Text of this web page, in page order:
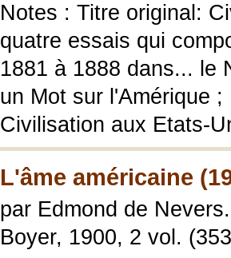
Notes : Titre original:
quatre essais qui
1881 à 1888 dans... le
un Mot sur l'Amérique
Civilisation aux Etats-
L'âme américaine
par Edmond de
Boyer, 1900, 2 vol.